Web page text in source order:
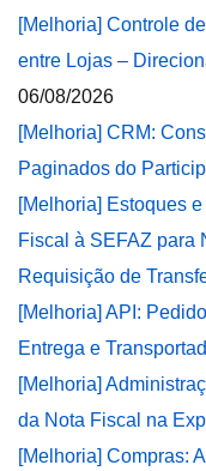
[Melhoria] Controle
entre Lojas –
06/08/2026
[Melhoria] CRM:
Paginados do
[Melhoria] Estoques
Fiscal à SEFAZ para
Requisição de
[Melhoria] API:
Entrega e
[Melhoria]
da Nota Fiscal na
[Melhoria] Compras: